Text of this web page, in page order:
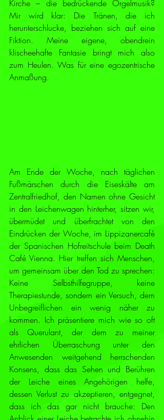
Kirche – die bedrückende Orgelmusik?
Mir wird klar: Die Tränen, die ich
herunterschlucke, beziehen sich auf eine
Fiktion. Meine eigene, obendrein
klischeehafte Fantasie bringt mich also
zum Heulen. Was für eine egozentrische
Anmaßung.
Am Ende der Woche, nach täglichen
Fußmärschen durch die Eiseskälte am
Zentralfriedhof, den Namen ohne Gesicht
in den Leichenwagen hinterher, sitzen wir,
übermüdet und überfrachtet von den
Eindrücken der Woche, im Lippizanercafé
der Spanischen Hofreitschule beim Death
Café Vienna. Hier treffen sich Menschen,
um gemeinsam über den Tod zu sprechen:
Keine Selbsthilfegruppe, keine
Therapiestunde, sondern ein Versuch, dem
Unbegreiflichen ein wenig näher zu
kommen. Ich präsentiere mich wie so oft
als Querulant, der dem zu meiner
ehrlichen Überraschung unter den
Anwesenden weitgehend herrschenden
Konsens, dass das Sehen und Berühren
der Leiche eines Angehörigen helfe,
dessen Verlust zu akzeptieren, entgegnet,
dass ich das gar nicht brauche: Den